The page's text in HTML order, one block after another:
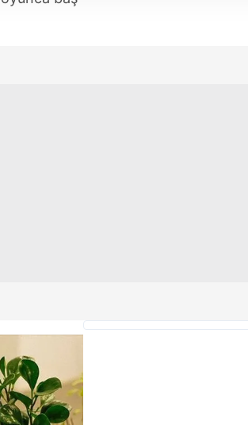
rızanız dahilinde kullanılacaktır.